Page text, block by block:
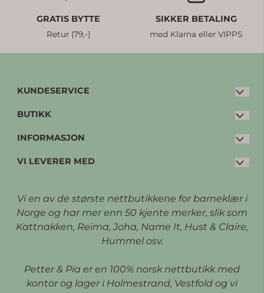
GRATIS BYTTE
Retur (79,-)
SIKKER BETALING
med Klarna eller VIPPS
KUNDESERVICE
E-post:
3086 Holmestrand
BUTIKK
Kjøpsvilkår
Personvern
Logg inn
INFORMASJON
Bytte og retur
Om oss
Kundeklubb
VI LEVERER MED
Vi en av de største nettbutikkene for barneklær i
Norge og har mer enn 50 kjente merker, slik som
Kattnakken, Reima, Joha, Name It, Hust & Claire,
Hummel osv.
Petter & Pia er en 100% norsk nettbutikk med
kontor og lager i Holmestrand, Vestfold og vi